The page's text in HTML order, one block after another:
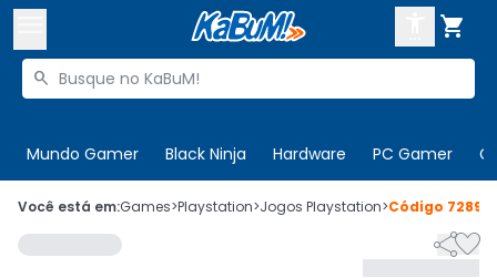

Buscar produtos

Mundo Gamer Black Ninja Hardware PC Gamer
 Olá. Acesse sua conta
 Departamentos
Você está em:Games>Playstation>Jogos Playstation>Código
